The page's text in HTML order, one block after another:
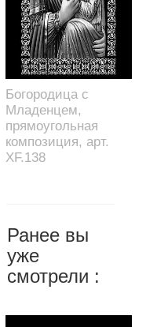
Богородица с
Младенцем,
прямоугольная
композиция, арт.
XF.138
Ранее вы
уже
смотрели :